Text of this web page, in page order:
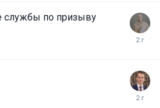
службы по призыву